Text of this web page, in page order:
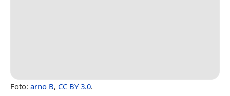
Foto: arno B, CC BY 3.0.